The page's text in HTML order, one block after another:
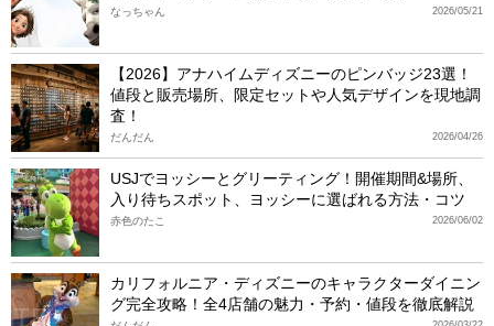
2026/05/21
なっちゃん
【2026】アナハイムディズニーのピンバッジ23選！
値段と販売場所、限定セットや人気デザインを現地調
査！
2026/04/26
だんだん
USJでヨッシーとグリーティング！開催期間&場所、
入り待ちスポット、ヨッシーに選ばれる方法・コツ
2026/06/02
赤色のたこ
カリフォルニア・ディズニーのキャラクターダイニン
グ完全攻略！全4店舗の魅力・予約・値段を徹底解説